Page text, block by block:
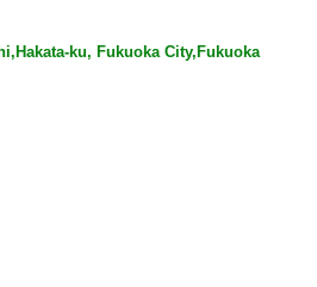
ku, Fukuoka City,Fukuoka